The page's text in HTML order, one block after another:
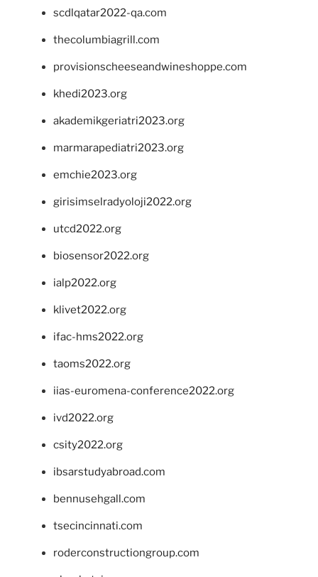
scdlqatar2022-qa.com
thecolumbiagrill.com
provisionscheeseandwineshoppe.com
khedi2023.org
akademikgeriatri2023.org
marmarapediatri2023.org
emchie2023.org
girisimselradyoloji2022.org
utcd2022.org
biosensor2022.org
ialp2022.org
klivet2022.org
ifac-hms2022.org
taoms2022.org
iias-euromena-conference2022.org
ivd2022.org
csity2022.org
ibsarstudyabroad.com
bennusehgall.com
tsecincinnati.com
roderconstructiongroup.com